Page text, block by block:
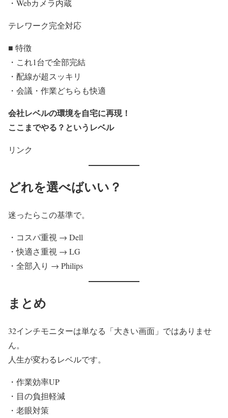
・Webカメラ内蔵
テレワーク完全対応
■ 特徴
・これ1台で全部完結
・配線が超スッキリ
・会議・作業どちらも快適
会社レベルの環境を自宅に再現！
ここまでやる？というレベル
リンク
どれを選べばいい？
迷ったらこの基準で。
・コスパ重視 → Dell
・快適さ重視 → LG
・全部入り → Philips
まとめ
32インチモニターは単なる「大きい画面」ではありませ
ん。
人生が変わるレベルです。
・作業効率UP
・目の負担軽減
・老眼対策